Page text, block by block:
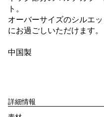
ト。
オーバーサイズのシルエ
にお過ごしいただけます。
中国製
詳細情報